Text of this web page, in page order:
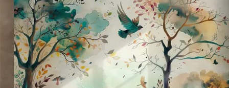
Standard
45.0027.00€/m²
Premium
56.6734.00 /m²